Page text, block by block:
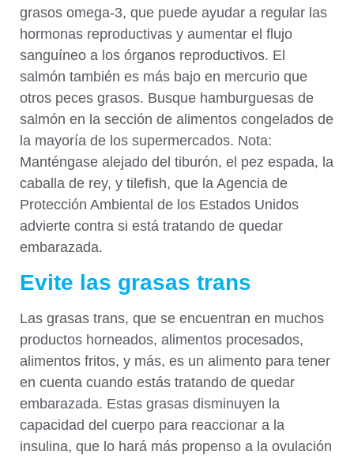
grasos omega-3, que puede ayudar a regular las
hormonas reproductivas y aumentar el flujo
sanguíneo a los órganos reproductivos. El
salmón también es más bajo en mercurio que
otros peces grasos. Busque hamburguesas de
salmón en la sección de alimentos congelados de
la mayoría de los supermercados. Nota:
Manténgase alejado del tiburón, el pez espada, la
caballa de rey, y tilefish, que la Agencia de
Protección Ambiental de los Estados Unidos
advierte contra si está tratando de quedar
embarazada.
Evite las grasas trans
Las grasas trans, que se encuentran en muchos
productos horneados, alimentos procesados,
alimentos fritos, y más, es un alimento para tener
en cuenta cuando estás tratando de quedar
embarazada. Estas grasas disminuyen la
capacidad del cuerpo para reaccionar a la
insulina, que lo hará más propenso a la ovulación